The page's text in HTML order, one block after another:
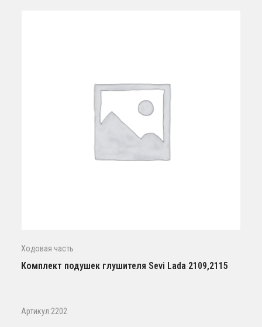
Ходовая часть
Комплект подушек глушителя Sevi Lada 2109,2115
Артикул:2202